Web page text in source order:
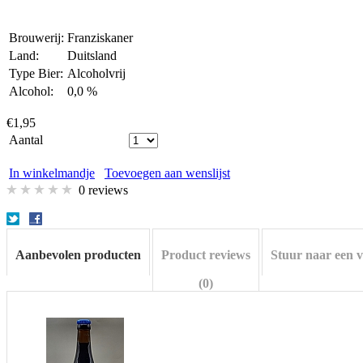
Brouwerij: Franziskaner
Land:
Duitsland
Type Bier: Alcoholvrij
Alcohol:
0,0 %
€1,95
Aantal
In winkelmandje
Toevoegen aan wenslijst
0 reviews
Aanbevolen producten Product reviews
(0)
Stuur naar een